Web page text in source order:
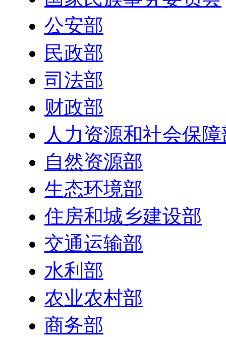
公安部
民政部
司法部
财政部
人力资源和社会保
自然资源部
生态环境部
住房和城乡建设部
交通运输部
水利部
农业农村部
商务部